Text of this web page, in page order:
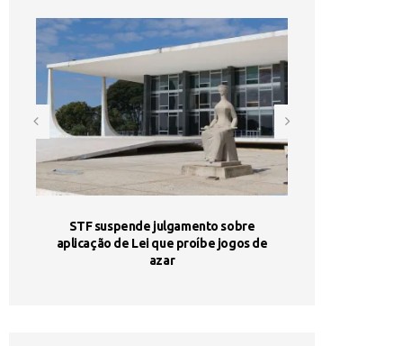
STF suspende julgamento sobre
aplicação de Lei que proíbe jogos de
azar